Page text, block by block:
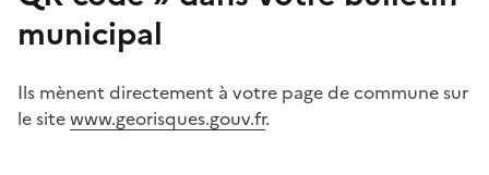
municipal
Ils mènent directement à votre page de commune sur
le sitewww.georisques.gouv.fr.